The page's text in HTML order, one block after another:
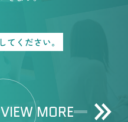
てください。
VIEW MORE